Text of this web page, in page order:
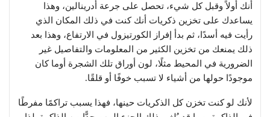
أنك أولاً وقبل كل شيء، تحصل على جرعة أدرينالين، وهذا
يساعدك على تخزين ذكريات أنك كنت في ذلك المكان الذي
رأيت فيه أسدًا، ثم بدأ إفراز الكورتيزول في الارتفاع، وهذا بعد
ذلك يمنعك من تخزين الكثير من المعلومات والتفاصيل غير
الضرورية في المحيط مثلًا، لون أوراق تلك الشجرة أوما كان
موجودًا حولها من أشياء لا تسبب خوفًا أو قلقًا.
لأنك لو كنت تخزن كل الذكريات حينها، فهذا يسبب تراكمًا مفرطًا